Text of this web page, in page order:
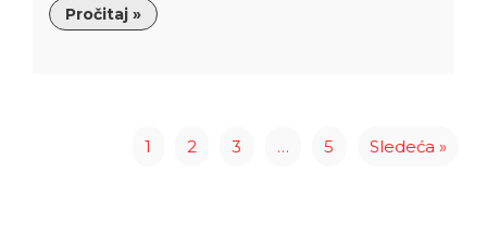
Pročitaj »
1 2 3 … 5 Sledeća »